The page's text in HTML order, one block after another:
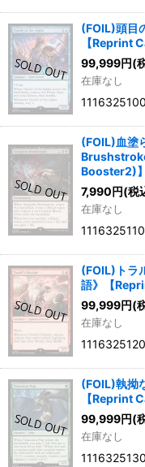
(FOIL)頭目
【Reprint
99,999円(
在庫なし
(FOIL)血塗
Booster2)】
7,990円(税
在庫なし
(FOIL)トラ
語》【
99,999円(
在庫なし
(FOIL)執拗
【Reprint
99,999円(
在庫なし